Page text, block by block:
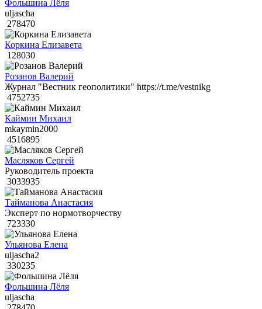
Фольшина Лёля
uljascha
278470
Коркина Елизавета
128030
Розанов Валерий
Журнал "Вестник геополитики" https://t.me/vestnikg
4752735
Каймин Михаил
mkaymin2000
4516895
Масляков Сергей
Руководитель проекта
3033935
Тайманова Анастасия
Эксперт по нормотворчеству
723330
Ульянова Елена
uljascha2
330235
Фольшина Лёля
uljascha